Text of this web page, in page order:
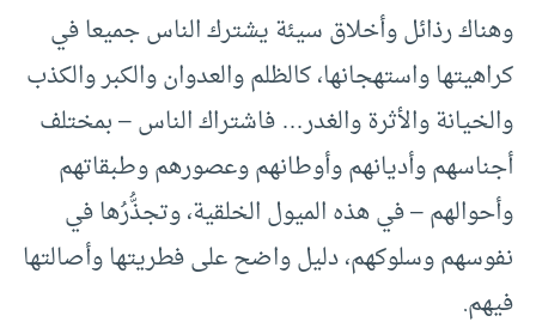
وهناك رذائل وأخلاق سيئة يشترك الناس جميعا في
كراهيتها واستهجانها، كالظلم والعدوان والكبر والكذب
والخيانة والأثرة والغدر… فاشتراك الناس – بمختلف
أجناسهم وأديانهم وأوطانهم وعصورهم وطبقاتهم
وأحوالهم – في هذه الميول الخلقية، وتجذُّرُها في
نفوسهم وسلوكهم، دليل واضح على فطريتها وأصالتها
فيهم.